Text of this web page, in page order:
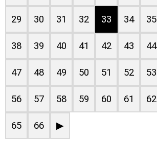
29 30 31 32 33 34 35
38 39 40 41 42 43 44
47 48 49 50 51 52 53
56 57 58 59 60 61 62
65 66 ▶